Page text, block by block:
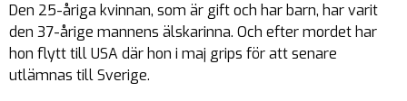
Den 25-åriga kvinnan, som är gift och har barn, har varit
den 37-årige mannens älskarinna. Och efter mordet har
hon flytt till USA där hon i maj grips för att senare
utlämnas till Sverige.